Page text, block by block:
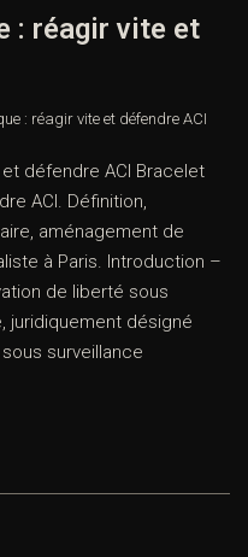
: réagir vite et
: réagir vite et défendre ACI
défendre ACI Bracelet
ACI. Définition,
aménagement de
à Paris. Introduction –
de liberté sous
juridiquement désigné
surveillance